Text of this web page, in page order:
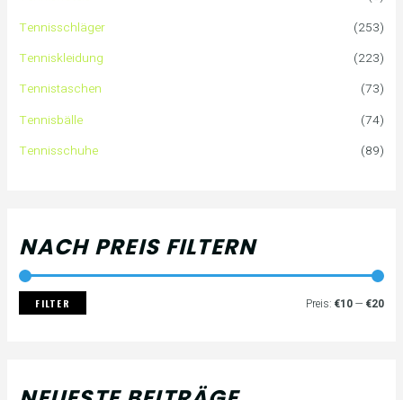
n
a
c
h
Tennisschläger
(253)
Tenniskleidung
(223)
Tennistaschen
(73)
Tennisbälle
(74)
Tennisschuhe
(89)
NACH PREIS FILTERN
e
i
s
e
i
s
FILTER Preis: €10— €20